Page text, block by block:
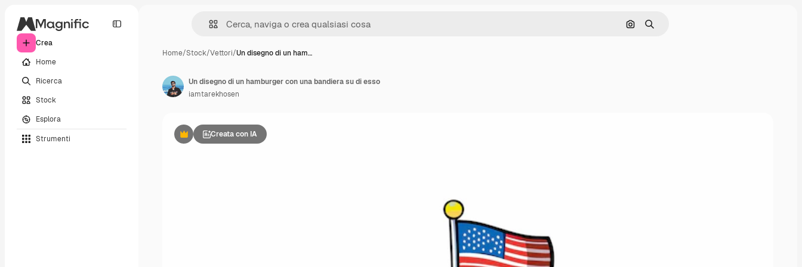
Crea
Home
Ricerca
Stock
Esplora
Strumenti
Cerca per immagine
Ricerca
Home/Stock/Vettori/Un disegno di un ham…
PremiumCreata con IA
Un disegno di un hamburger con una bandiera su di esso
iamtarekhosen